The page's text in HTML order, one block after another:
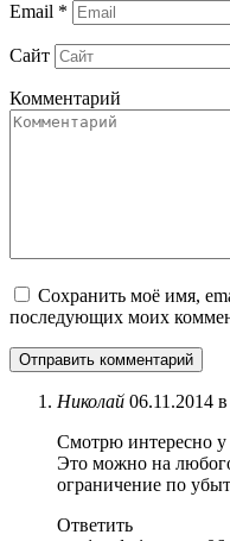
Email *
Сайт
Комментарий
Сохранить моё имя,
последующих моих
Николай 06.11.2014
Смотрю интересно у
Это можно на
ограничение по
Ответить